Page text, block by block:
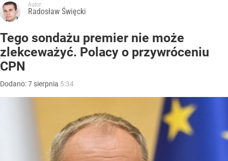
Autor:
Radosław Święcki
Tego sondażu premier nie może
zlekceważyć. Polacy o przywróceniu
CPN
Dodano:7 sierpnia 5:34